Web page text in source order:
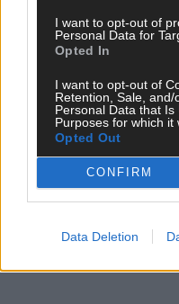
I want to opt-out of
Personal Data for
Opted In
I want to opt-out of
Retention, Sale,
Personal Data that
Purposes for which it
Opted Out
CONFIRM
Data Deletion